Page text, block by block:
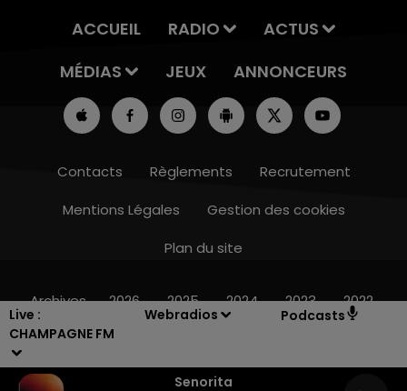
Live :
CHAMPAGNE FM
Webradios Podcasts
Senorita
ACCUEIL RADIO
ACTUS
MÉDIAS
JEUX ANNONCEURS
Contacts Règlements
Recrutement
Mentions Légales
Gestion des cookies
Plan du site
Archives 2026 2025 2024 2023 2022